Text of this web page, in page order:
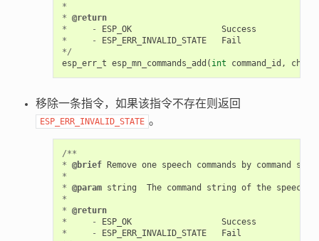
*
* @return
*
- ESP_OK
Success
*
- ESP_ERR_INVALID_STATE
Fail
*/
esp_err_t esp_mn_commands_add ( int command_id , char
移除一条指令，如果该指令不存在则返回
ESP_ERR_INVALID_STATE 。
/**
* @brief Remove one speech commands by command
*
* @param string The command string of the speech
*
* @return
*
- ESP_OK
Success
*
- ESP_ERR_INVALID_STATE
Fail